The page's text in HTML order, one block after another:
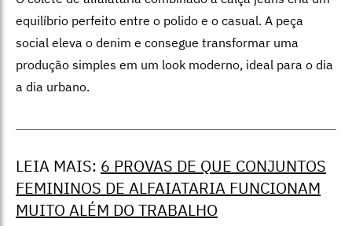
equilíbrio perfeito entre o polido e o casual. A peça
social eleva o denim e consegue transformar uma
produção simples em um look moderno, ideal para o dia
a dia urbano.
LEIA MAIS: ⁠ 6 PROVAS DE QUE CONJUNTOS
FEMININOS DE ALFAIATARIA FUNCIONAM
MUITO ALÉM DO TRABALHO